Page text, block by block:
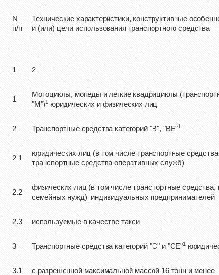
N
п/п
Технические характеристики, конструктивные
и (или) цели использования транспортного средства
1 2
1
Мотоциклы, мопеды и легкие квадрициклы
"M")1юридических и физических лиц
2 Транспортные средства категорий "B", "BE"1
2.1
юридических лиц (в том числе транспортные
транспортные средства оперативных служб)
2.2
физических лиц (в том числе транспортные
семейных нужд), индивидуальных предпринимателей
2.3 используемые в качестве такси
3 Транспортные средства категорий "C" и "CE"1
3.1 с разрешенной максимальной массой 16 тонн и менее